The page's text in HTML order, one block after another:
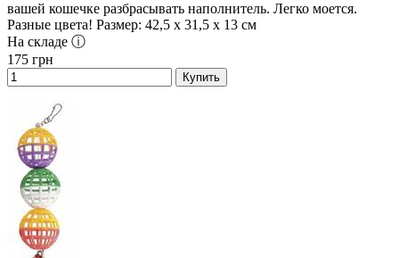
вашей кошечке разбрасывать наполнитель. Легко моется.
Разные цвета! Размер: 42,5 х 31,5 х 13 см
На складе ⓘ
175 грн
Купить